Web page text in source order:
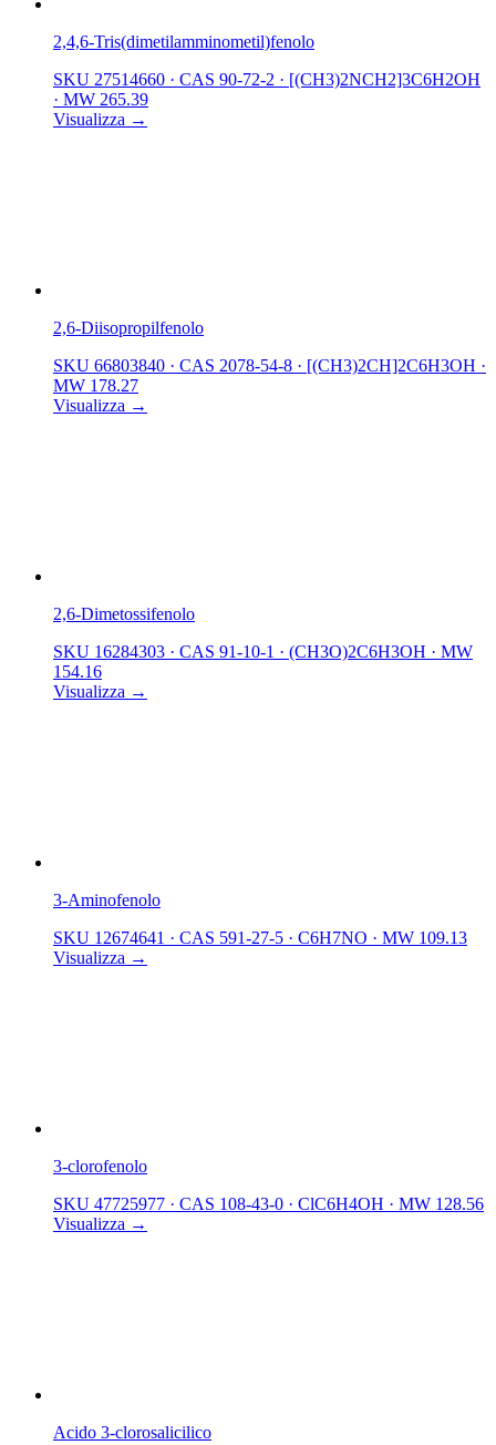
2,4,6-Tris(dimetilamminometil)fenolo
SKU 27514660 · CAS 90-72-2 · [(CH3)2NCH2]3C6H2OH
· MW 265.39
Visualizza →
2,6-Diisopropilfenolo
SKU 66803840 · CAS 2078-54-8 · [(CH3)2CH]2C6H3OH ·
MW 178.27
Visualizza →
2,6-Dimetossifenolo
SKU 16284303 · CAS 91-10-1 · (CH3O)2C6H3OH · MW
154.16
Visualizza →
3-Aminofenolo
SKU 12674641 · CAS 591-27-5 · C6H7NO · MW 109.13
Visualizza →
3-clorofenolo
SKU 47725977 · CAS 108-43-0 · ClC6H4OH · MW 128.56
Visualizza →
Acido 3-clorosalicilico